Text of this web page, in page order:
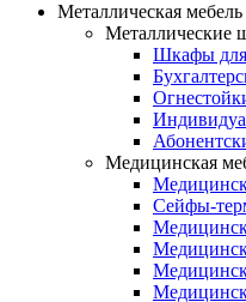
Металлическая мебель
Металлические
Шкафы
Медицинская
Сейфы-